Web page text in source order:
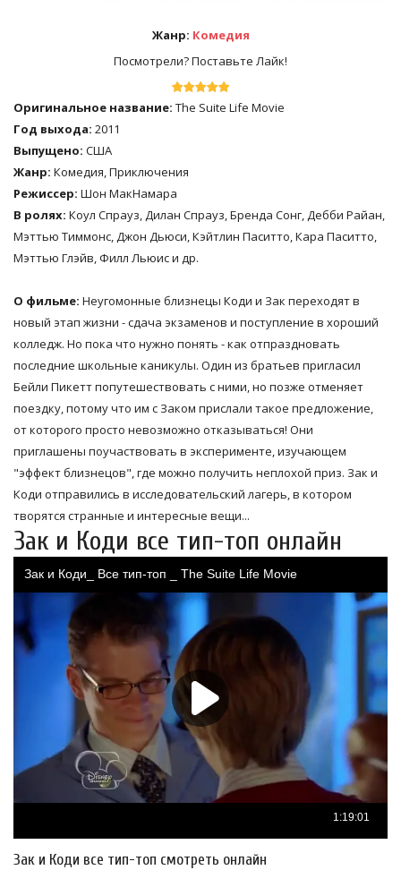
Жанр: Комедия
Посмотрели? Поставьте Лайк!
Оригинальное название: The Suite Life Movie
Год выхода: 2011
Выпущено: США
Жанр: Комедия, Приключения
Режиссер: Шон МакНамара
В ролях: Коул Спрауз, Дилан Спрауз, Бренда Сонг, Дебби Райан,
Мэттью Тиммонс, Джон Дьюси, Кэйтлин Паситто, Кара Паситто,
Мэттью Глэйв, Филл Льюис и др.
О фильме: Неугомонные близнецы Коди и Зак переходят в
новый этап жизни - сдача экзаменов и поступление в хороший
колледж. Но пока что нужно понять - как отпраздновать
последние школьные каникулы. Один из братьев пригласил
Бейли Пикетт попутешествовать с ними, но позже отменяет
поездку, потому что им с Заком прислали такое предложение,
от которого просто невозможно отказываться! Они
приглашены поучаствовать в эксперименте, изучающем
"эффект близнецов", где можно получить неплохой приз. Зак и
Коди отправились в исследовательский лагерь, в котором
творятся странные и интересные вещи...
Зак и Коди все тип-топ онлайн
Зак и Коди все тип-топ смотреть онлайн